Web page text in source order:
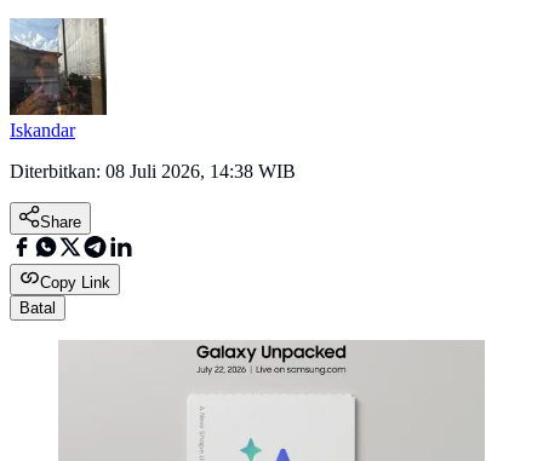
Iskandar
Diterbitkan: 08 Juli 2026, 14:38 WIB
Share
Copy Link
Batal